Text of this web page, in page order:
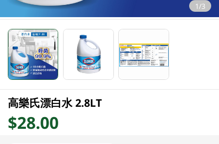
1/3
高樂氏漂白水 2.8LT
$28.00